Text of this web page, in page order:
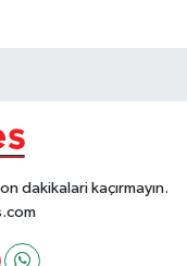
dakikalari kaçırmayın.